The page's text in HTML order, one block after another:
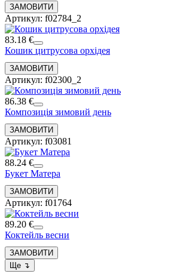
Артикул: f02784_2
83.18 €
Кошик цитрусова орхідея
Артикул: f02300_2
86.38 €
Композиція зимовий день
Артикул: f03081
88.24 €
Букет Матера
Артикул: f01764
89.20 €
Коктейль весни